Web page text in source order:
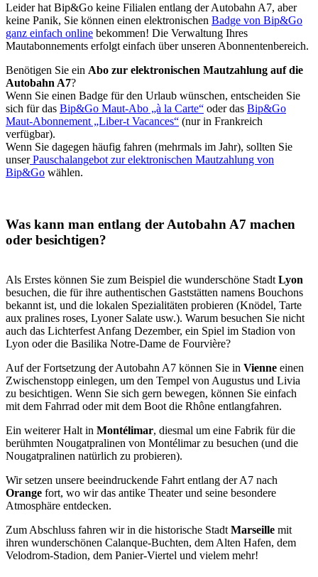
Leider hat Bip&Go keine Filialen entlang der Autobahn A7, aber
keine Panik, Sie können einen elektronischen Badge von Bip&Go
ganz einfach online bekommen! Die Verwaltung Ihres
Mautabonnements erfolgt einfach über unseren Abonnentenbereich.
Benötigen Sie ein Abo zur elektronischen Mautzahlung auf die
Autobahn A7?
Wenn Sie einen Badge für den Urlaub wünschen, entscheiden Sie
sich für das Bip&Go Maut-Abo „à la Carte“ oder das Bip&Go
Maut-Abonnement „Liber-t Vacances“ (nur in Frankreich
verfügbar).
Wenn Sie dagegen häufig fahren (mehrmals im Jahr), sollten Sie
unserPauschalangebot zur elektronischen Mautzahlung von
Bip&Go wählen.
Was kann man entlang der Autobahn A7 machen
oder besichtigen?
Als Erstes können Sie zum Beispiel die wunderschöne Stadt Lyon
besuchen, die für ihre authentischen Gaststätten namens Bouchons
bekannt ist, und die lokalen Spezialitäten probieren (Knödel, Tarte
aux pralines roses, Lyoner Salate usw.). Warum besuchen Sie nicht
auch das Lichterfest Anfang Dezember, ein Spiel im Stadion von
Lyon oder die Basilika Notre-Dame de Fourvière?
Auf der Fortsetzung der Autobahn A7 können Sie in Vienne einen
Zwischenstopp einlegen, um den Tempel von Augustus und Livia
zu besichtigen. Wenn Sie sich gern bewegen, können Sie einfach
mit dem Fahrrad oder mit dem Boot die Rhône entlangfahren.
Ein weiterer Halt in Montélimar, diesmal um eine Fabrik für die
berühmten Nougatpralinen von Montélimar zu besuchen (und die
Nougatpralinen natürlich zu probieren).
Wir setzen unsere beeindruckende Fahrt entlang der A7 nach
Orange fort, wo wir das antike Theater und seine besondere
Atmosphäre entdecken.
Zum Abschluss fahren wir in die historische Stadt Marseille mit
ihren wunderschönen Calanque-Buchten, dem Alten Hafen, dem
Velodrom-Stadion, dem Panier-Viertel und vielem mehr!